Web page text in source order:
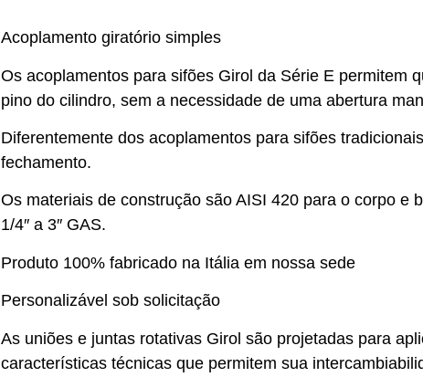
Acoplamento giratório simples
Os acoplamentos para sifões Girol da Série E permitem
pino do cilindro, sem a necessidade de uma abertura
Diferentemente dos acoplamentos para sifões
fechamento.
Os materiais de construção são AISI 420 para o corpo
1/4″ a 3″ GAS.
Produto 100% fabricado na Itália em nossa sede
Personalizável sob solicitação
As uniões e juntas rotativas Girol são projetadas para
características técnicas que permitem sua